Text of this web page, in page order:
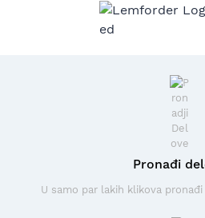
Pronađi
U samo par lakih klikova